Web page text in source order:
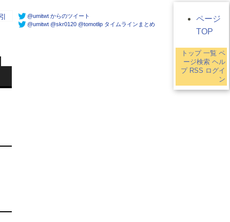
@umitwt からのツイート
@umitwt @skr0120 @tomotlip タイムラインまとめ
ページ
TOP
トップ 一覧 ペ
ージ検索 ヘル
プ RSS ログイ
ン